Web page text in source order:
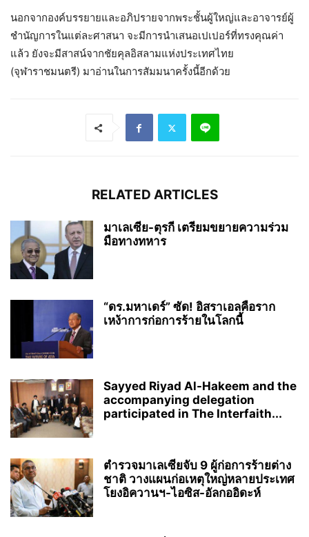
นอกจากองค์บรรยายและอภิปรายจากพระชั้นผู้ใหญ่และอาจารย์ผู้
ชำนัญการในแต่ละศาสนา จะมีการนำเสนอเปเปอร์ที่ทรงคุณค่า
แล้ว ยังจะมีสาสน์จากชัยคุลอิสลามแห่งประเทศไทย
(จุฬาราชมนตรี) มาอ่านในการสัมมนาครั้งนี้อีกด้วย
RELATED ARTICLES
มาเลเซีย-ตุรกี เตรียมขยายความร่วม
มือทางทหาร
“ดร.มหาเดร์” ซัด! อิสราเอลคือราก
เหง้าการก่อการร้ายในโลกนี้
Sayyed Riyad Al-Hakeem and the
accompanying delegation
participated in The Interfaith...
ตำรวจมาเลเซียจับ 9 ผู้ก่อการร้ายต่าง
ชาติ วางแผนก่อเหตุใหญ่หลายประเทศ
โยงอิควานฯ-ไอซิส-อัลกออิดะห์